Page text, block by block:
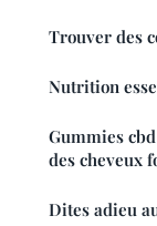
Trouver des
Nutrition
Gummies
des cheveux
Dites adieu